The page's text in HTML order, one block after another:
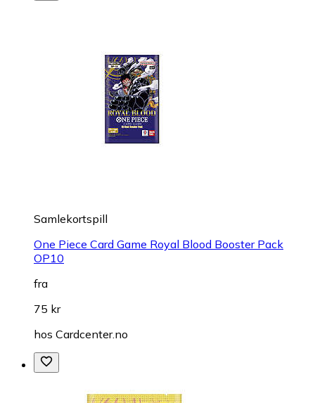
Samlekortspill
One Piece Card Game Royal Blood Booster Pack
OP10
fra
75 kr
hos Cardcenter.no